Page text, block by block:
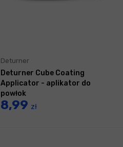
Deturner
Deturner Cube Coating
Applicator - aplikator do
powłok
8,99 zł